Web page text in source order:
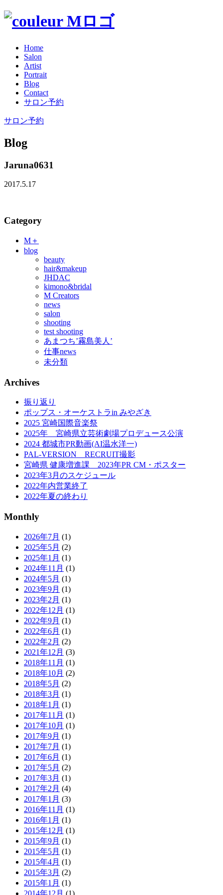
Home
Salon
Artist
Portrait
Blog
Contact
サロン予約
サロン予約
Blog
Jaruna0631
2017.5.17
Category
M＋
blog
beauty
hair&makeup
JHDAC
kimono&bridal
M Creators
news
salon
shooting
test shooting
あまつち’霧島美人’
仕事news
未分類
Archives
振り返り
ポップス・オーケストラin みやざき
2025 宮崎国際音楽祭
2025年 宮崎県立芸術劇場プロデュース公演
2024 都城市PR動画(AI温水洋一)
PAL-VERSION RECRUIT撮影
宮崎県 健康増進課 2023年PR CM・ポスター
2023年3月のスケジュール
2022年内営業終了
2022年夏の終わり
Monthly
2026年7月 (1)
2025年5月 (2)
2025年1月 (1)
2024年11月 (1)
2024年5月 (1)
2023年9月 (1)
2023年2月 (1)
2022年12月 (1)
2022年9月 (1)
2022年6月 (1)
2022年2月 (2)
2021年12月 (3)
2018年11月 (1)
2018年10月 (2)
2018年5月 (2)
2018年3月 (1)
2018年1月 (1)
2017年11月 (1)
2017年10月 (1)
2017年9月 (1)
2017年7月 (1)
2017年6月 (1)
2017年5月 (2)
2017年3月 (1)
2017年2月 (4)
2017年1月 (3)
2016年11月 (1)
2016年1月 (1)
2015年12月 (1)
2015年9月 (1)
2015年5月 (1)
2015年4月 (1)
2015年3月 (2)
2015年1月 (1)
2014年12月 (1)